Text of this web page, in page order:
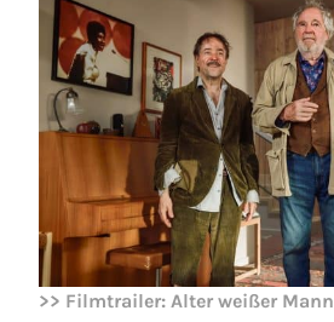
>> Filmtrailer: Alter weißer Mann